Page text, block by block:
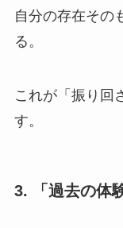
自分の存在その
る。
これが「振り回
す。
3. 「過去の体